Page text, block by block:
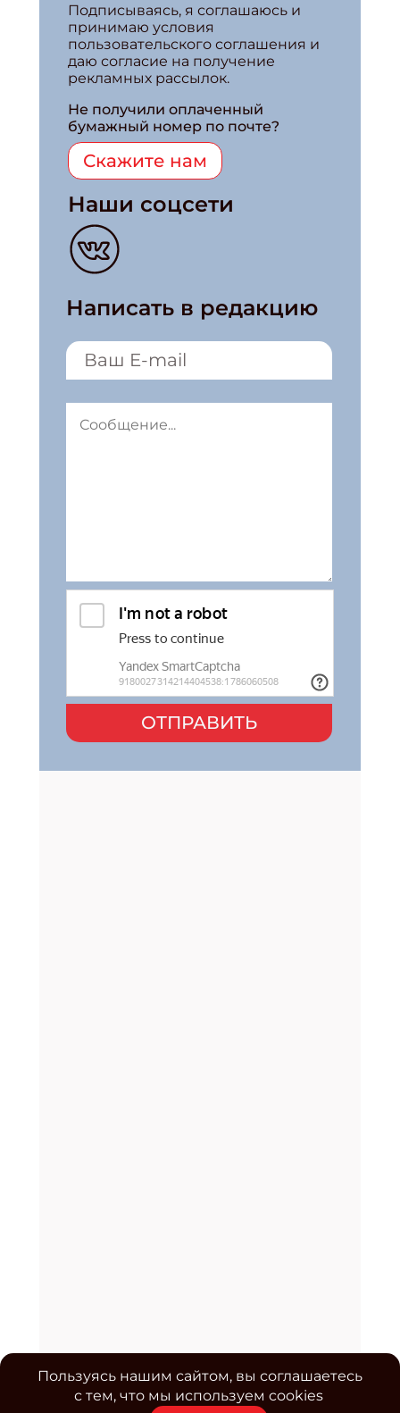
Подписываясь, я соглашаюсь и
принимаю условия
пользовательского соглашения и
даю согласие на получение
рекламных рассылок.
Не получили оплаченный
бумажный номер по почте?
Скажите нам
Наши соцсети
Написать в редакцию
ОТПРАВИТЬ
Пользуясь нашим сайтом, вы соглашаетесь
с тем, что мы используем cookies